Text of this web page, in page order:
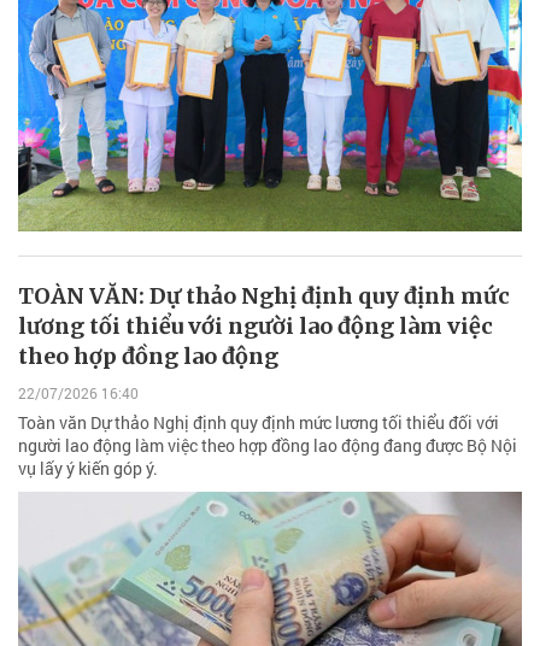
TOÀN VĂN: Dự thảo Nghị định quy định mức
lương tối thiểu với người lao động làm việc
theo hợp đồng lao động
22/07/2026 16:40
Toàn văn Dự thảo Nghị định quy định mức lương tối thiểu đối với
người lao động làm việc theo hợp đồng lao động đang được Bộ Nội
vụ lấy ý kiến góp ý.